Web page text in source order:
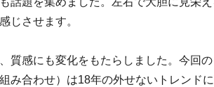
じさせます。
質感にも変化をもたらしました。今回
み合わせ）は18年の外せないトレンド